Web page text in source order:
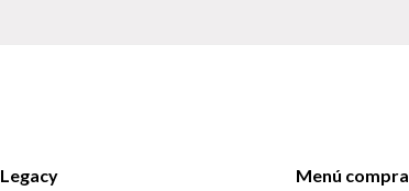
Legacy Menú compra